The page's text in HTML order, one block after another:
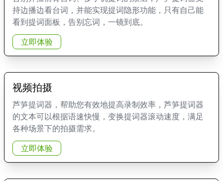
持边播边看台词，并能实现提词隐形功能，只有自己能
看到提词面板，告别忘词，一镜到底。
立即体验
视频拍摄
芦笋提词器，帮助您有效地提高录制效率，芦笋提词器
的文本可以根据语速快慢，变换提词器滚动速度，满足
各种场景下的拍摄需求。
立即体验